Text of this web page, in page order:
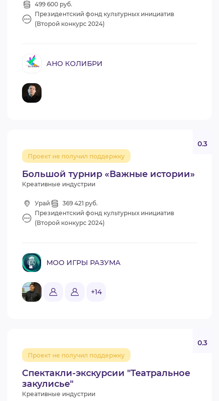
499 600 руб.
Президентский фонд культурных инициатив
(Второй конкурс 2024)
АНО КОЛИБРИ
Большой турнир «Важные истории»
Проект не получил поддержку
0.3
Креативные индустрии
Урай
369 421 руб.
Президентский фонд культурных инициатив
(Второй конкурс 2024)
МОО ИГРЫ РАЗУМА
+14
Спектакли-экскурсии "Театральное
закулисье"
Проект не получил поддержку
0.3
Креативные индустрии